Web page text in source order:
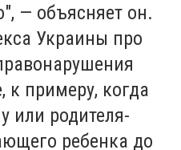
— объясняет он.
Украины про
к примеру, когда
или родителя-
ребенка до